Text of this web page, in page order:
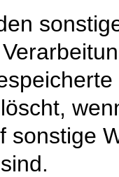
sonstige